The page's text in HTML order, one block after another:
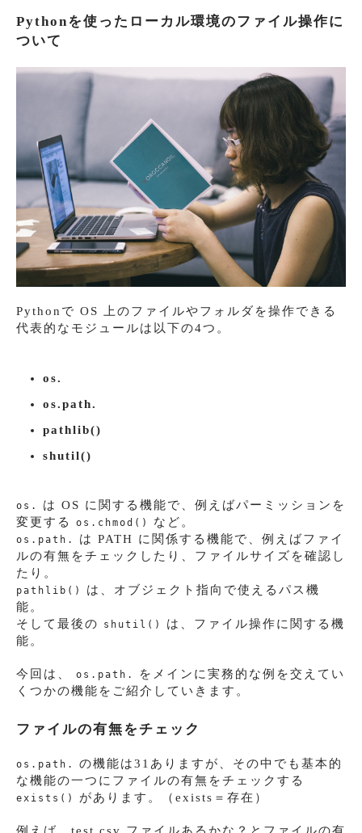
Pythonを使ったローカル環境のファイル操作に
ついて
Pythonで OS 上のファイルやフォルダを操作できる
代表的なモジュールは以下の4つ。
os.
os.path.
pathlib()
shutil()
os.
は OS に関する機能で、例えばパーミッションを
変更する os.chmod() など。
os.path.
は PATH に関係する機能で、例えばファイ
ルの有無をチェックしたり、ファイルサイズを確認し
たり。
pathlib()
は、オブジェクト指向で使えるパス機
能。
そして最後の
shutil()
は、ファイル操作に関する機
能。
今回は、 os.path.
をメインに実務的な例を交えてい
くつかの機能をご紹介していきます。
ファイルの有無をチェック
os.path.
の機能は31ありますが、その中でも基本的
な機能の一つにファイルの有無をチェックする
exists() があります。（exists＝存在）